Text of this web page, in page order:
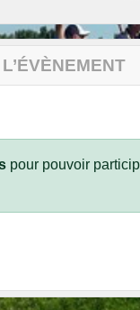
pour pouvoir